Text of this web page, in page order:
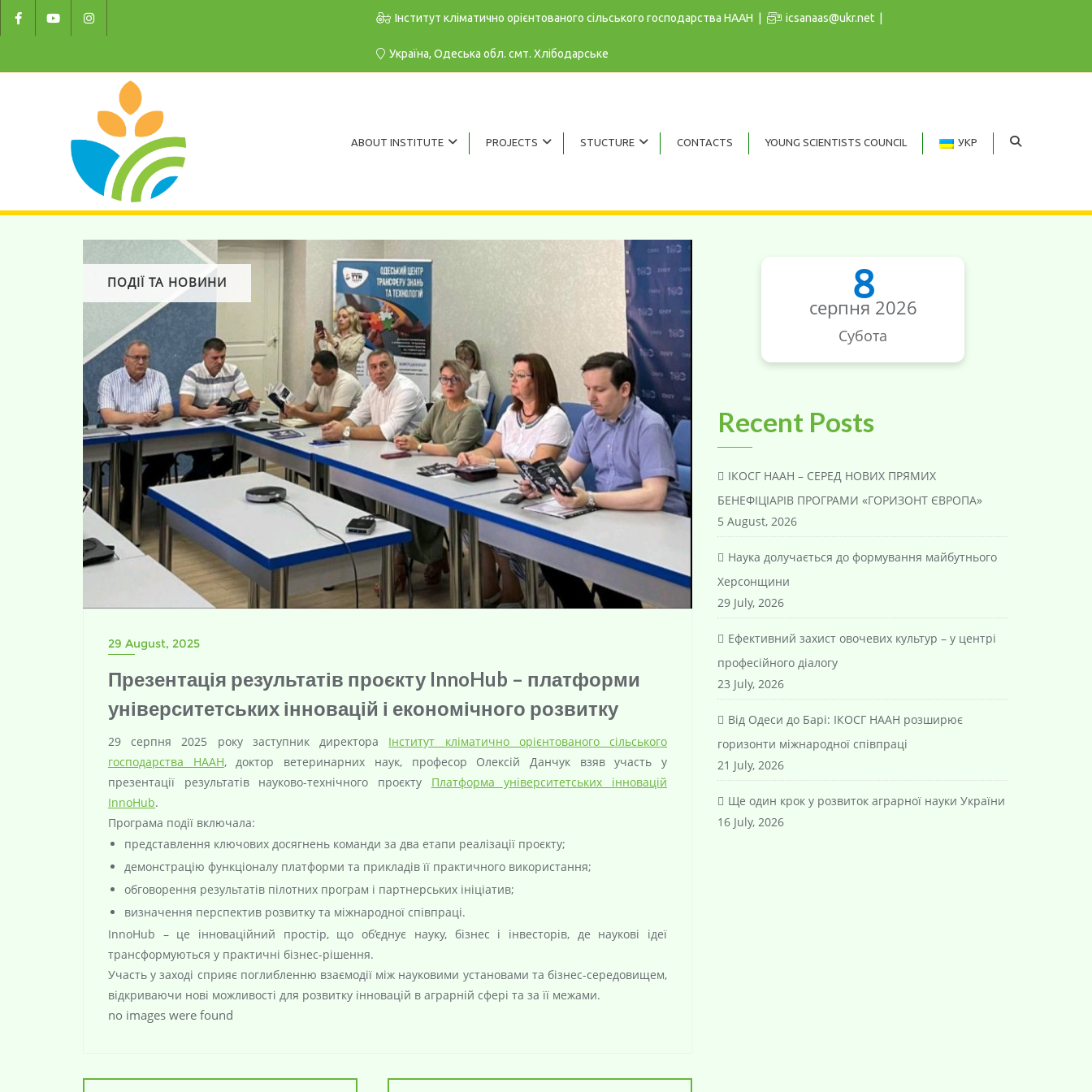
Інститут кліматично орієнтованого сільського господарства НААН icsanaas@ukr.net
Україна, Одеська обл. cмт. Хлібодарське
ABOUT INSTITUTE PROJECTS STUCTURE CONTACTS YOUNG SCIENTISTS COUNCIL УКР
ПОДІЇ ТА НОВИНИ
29 August, 2025
Презентація результатів проєкту InnoHub – платформи
університетських інновацій і економічного розвитку
29 серпня 2025 року заступник директора Інститут кліматично орієнтованого сільського
господарства НААН, доктор ветеринарних наук, професор Олексій Данчук взяв участь у
презентації результатів науково-технічного проєкту Платформа університетських інновацій
InnoHub.
Програма події включала:
представлення ключових досягнень команди за два етапи реалізації проєкту;
демонстрацію функціоналу платформи та прикладів її практичного використання;
обговорення результатів пілотних програм і партнерських ініціатив;
визначення перспектив розвитку та міжнародної співпраці.
InnoHub – це інноваційний простір, що об’єднує науку, бізнес і інвесторів, де наукові ідеї
трансформуються у практичні бізнес-рішення.
Участь у заході сприяє поглибленню взаємодії між науковими установами та бізнес-середовищем,
відкриваючи нові можливості для розвитку інновацій в аграрній сфері та за її межами.
no images were found
8
серпня 2026
Субота
Recent Posts
ІКОСГ НААН – СЕРЕД НОВИХ ПРЯМИХ
БЕНЕФІЦІАРІВ ПРОГРАМИ «ГОРИЗОНТ ЄВРОПА»
5 August, 2026
Наука долучається до формування майбутнього
Херсонщини
29 July, 2026
Ефективний захист овочевих культур – у центрі
професійного діалогу
23 July, 2026
Від Одеси до Барі: ІКОСГ НААН розширює
горизонти міжнародної співпраці
21 July, 2026
Ще один крок у розвиток аграрної науки України
16 July, 2026